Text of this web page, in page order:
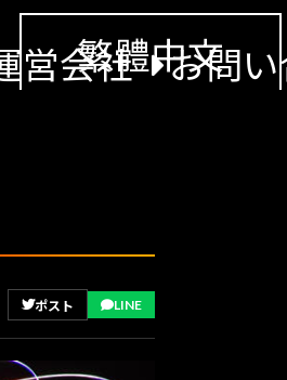
営会社 お問
繁體中文
ポスト LINE